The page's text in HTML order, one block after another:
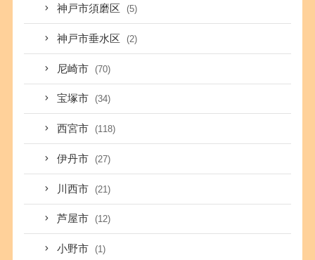
神戸市須磨区 (5)
神戸市垂水区 (2)
尼崎市 (70)
宝塚市 (34)
西宮市 (118)
伊丹市 (27)
川西市 (21)
芦屋市 (12)
小野市 (1)